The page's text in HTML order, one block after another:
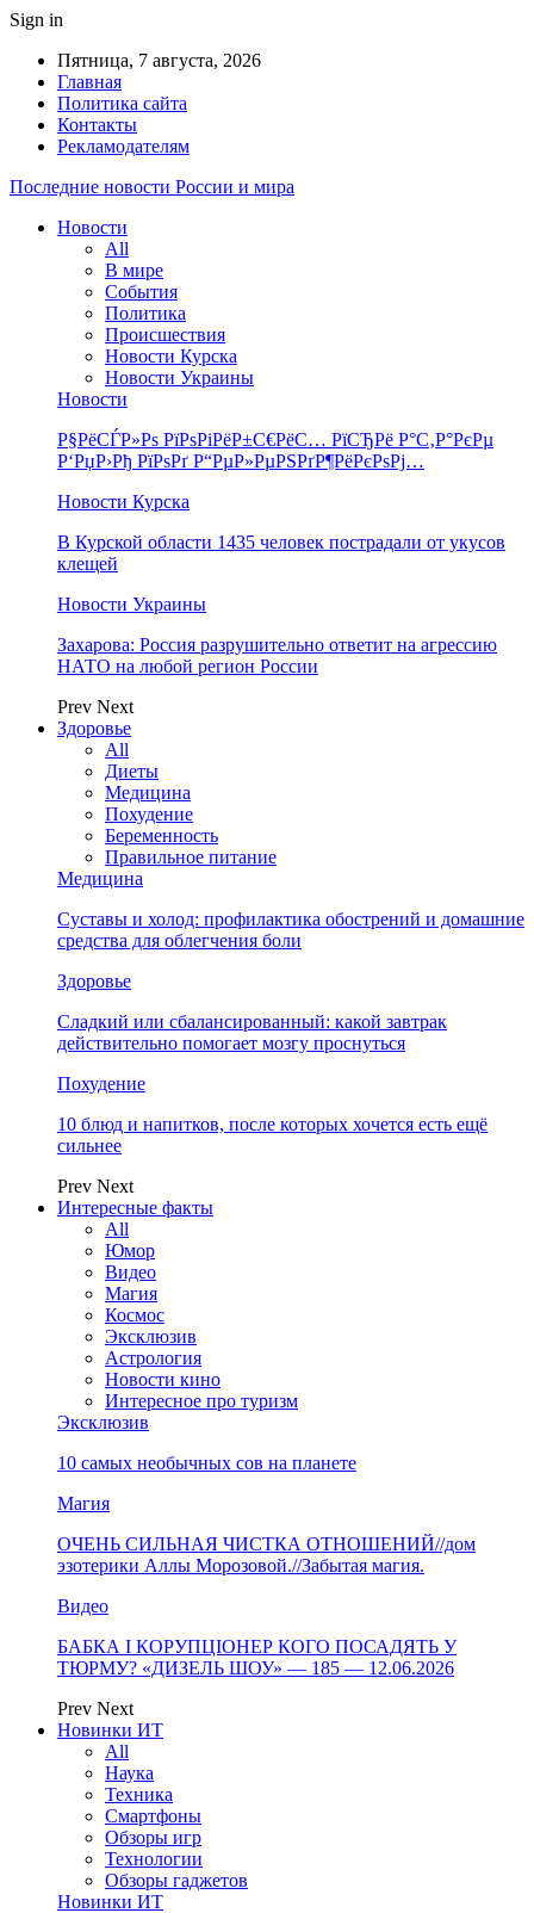
Sign in
Пятница, 7 августа, 2026
Главная
Политика сайта
Контакты
Рекламодателям
Последние новости России и мира
Новости
All
В мире
События
Политика
Происшествия
Новости Курска
Новости Украины
Новости
Р§РёСЃР»Рѕ РїРѕРіРёР±С€РёС… РїСЂРё Р°С‚Р°РєРµ
Р‘РџР›Рђ РїРѕРґ Р“РµР»РµРЅРґР¶РёРєРѕРј…
Новости Курска
В Курской области 1435 человек пострадали от укусов
клещей
Новости Украины
Захарова: Россия разрушительно ответит на агрессию
НАТО на любой регион России
Prev Next
Здоровье
All
Диеты
Медицина
Похудение
Беременность
Правильное питание
Медицина
Суставы и холод: профилактика обострений и домашние
средства для облегчения боли
Здоровье
Сладкий или сбалансированный: какой завтрак
действительно помогает мозгу проснуться
Похудение
10 блюд и напитков, после которых хочется есть ещё
сильнее
Prev Next
Интересные факты
All
Юмор
Видео
Магия
Космос
Эксклюзив
Астрология
Новости кино
Интересное про туризм
Эксклюзив
10 самых необычных сов на планете
Магия
ОЧЕНЬ СИЛЬНАЯ ЧИСТКА ОТНОШЕНИЙ//дом
эзотерики Аллы Морозовой.//Забытая магия.
Видео
БАБКА І КОРУПЦІОНЕР КОГО ПОСАДЯТЬ У
ТЮРМУ? «ДИЗЕЛЬ ШОУ» — 185 — 12.06.2026
Prev Next
Новинки ИТ
All
Наука
Техника
Смартфоны
Обзоры игр
Технологии
Обзоры гаджетов
Новинки ИТ